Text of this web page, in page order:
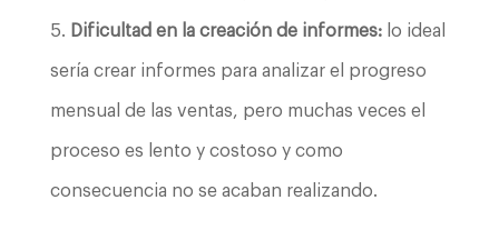
Dificultad en la creación de informes:lo ideal
sería crear informes para analizar el progreso
mensual de las ventas, pero muchas veces el
proceso es lento y costoso y como
consecuencia no se acaban realizando.